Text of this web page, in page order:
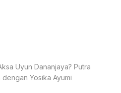
Uyun Dananjaya? Putra
Yosika Ayumi